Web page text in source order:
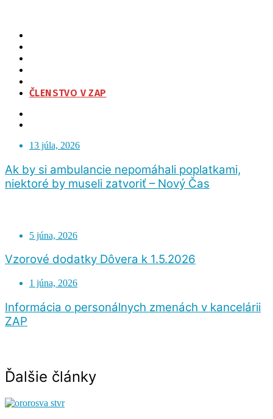
ČLENSTVO V ZAP
13 júla, 2026
Ak by si ambulancie nepomáhali poplatkami,
niektoré by museli zatvoriť – Nový Čas
5 júna, 2026
Vzorové dodatky Dôvera k 1.5.2026
1 júna, 2026
Informácia o personálnych zmenách v kancelárii
ZAP
Ďalšie články